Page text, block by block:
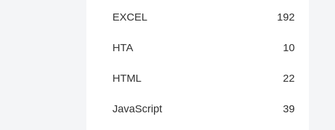
EXCEL 192
HTA 10
HTML 22
JavaScript 39